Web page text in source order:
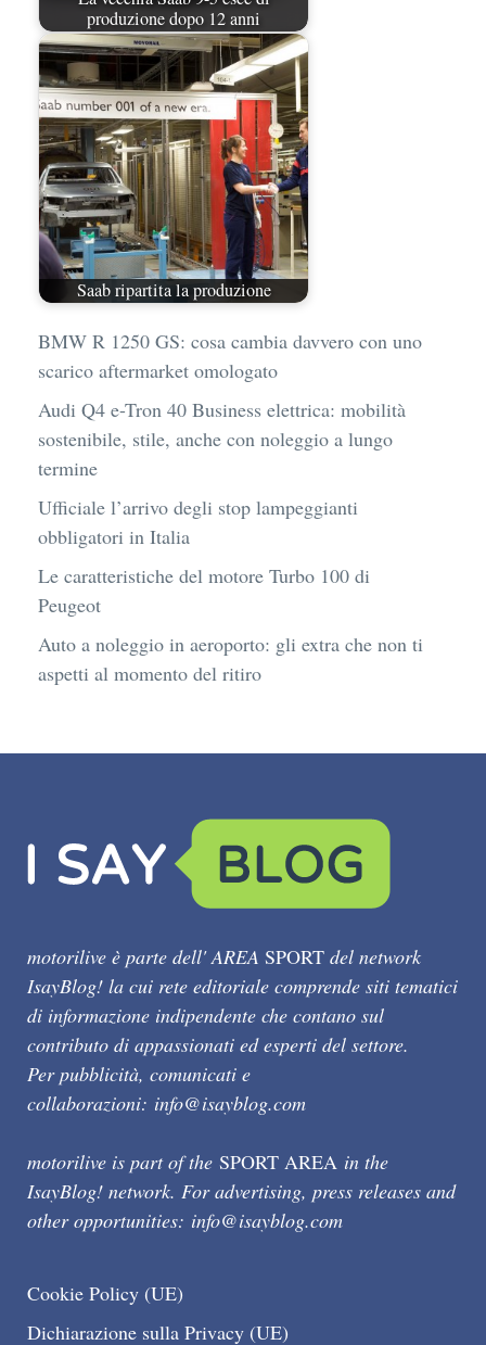
produzione dopo 12 anni
Saab ripartita la produzione
BMW R 1250 GS: cosa cambia davvero con uno
scarico aftermarket omologato
Audi Q4 e-Tron 40 Business elettrica: mobilità
sostenibile, stile, anche con noleggio a lungo
termine
Ufficiale l’arrivo degli stop lampeggianti
obbligatori in Italia
Le caratteristiche del motore Turbo 100 di
Peugeot
Auto a noleggio in aeroporto: gli extra che non ti
aspetti al momento del ritiro
motorilive è parte dell' AREA SPORT del network
IsayBlog! la cui rete editoriale comprende siti tematici
di informazione indipendente che contano sul
contributo di appassionati ed esperti del settore.
Per pubblicità, comunicati e
collaborazioni: info@isayblog.com
motorilive is part of the SPORT AREA in the
IsayBlog! network. For advertising, press releases and
other opportunities: info@isayblog.com
Cookie Policy (UE)
Dichiarazione sulla Privacy (UE)